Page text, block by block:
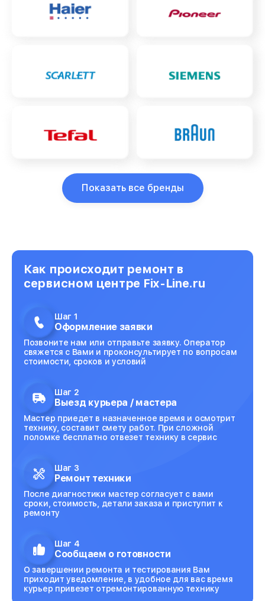
Показать все бренды
Как происходит ремонт в
сервисном центре Fix-Line.ru
Шаг 1
Оформление заявки
Позвоните нам или отправьте заявку. Оператор
свяжется с Вами и проконсультирует по вопросам
стоимости, сроков и условий
Шаг 2
Выезд курьера / мастера
Мастер приедет в назначенное время и осмотрит
технику, составит смету работ. При сложной
поломке бесплатно отвезет технику в сервис
Шаг 3
Ремонт техники
После диагностики мастер согласует с вами
сроки, стоимость, детали заказа и приступит к
ремонту
Шаг 4
Сообщаем о готовности
О завершении ремонта и тестирования Вам
приходит уведомление, в удобное для вас время
курьер привезет отремонтированную технику